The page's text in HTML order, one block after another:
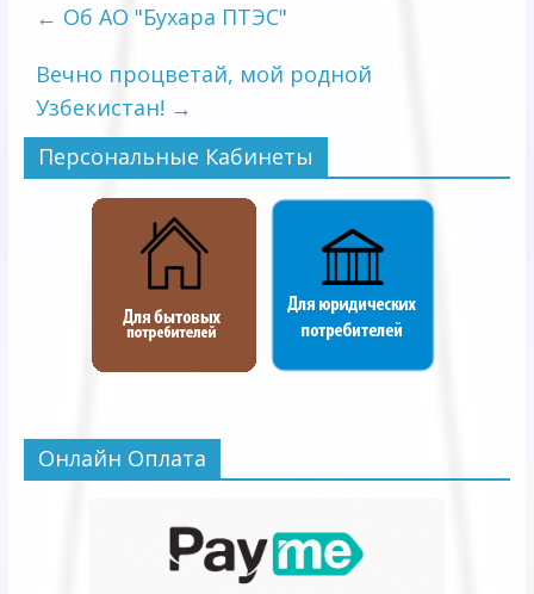
← Об АО "Бухара ПТЭС"
Вечно процветай, мой родной
Узбекистан! →
Персональные Кабинеты
Онлайн Оплата